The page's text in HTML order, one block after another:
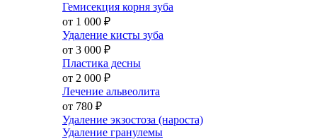
Гемисекция корня зуба
от 1 000 ₽
Удаление кисты зуба
от 3 000 ₽
Пластика десны
от 2 000 ₽
Лечение альвеолита
от 780 ₽
Удаление экзостоза (нароста)
Удаление гранулемы